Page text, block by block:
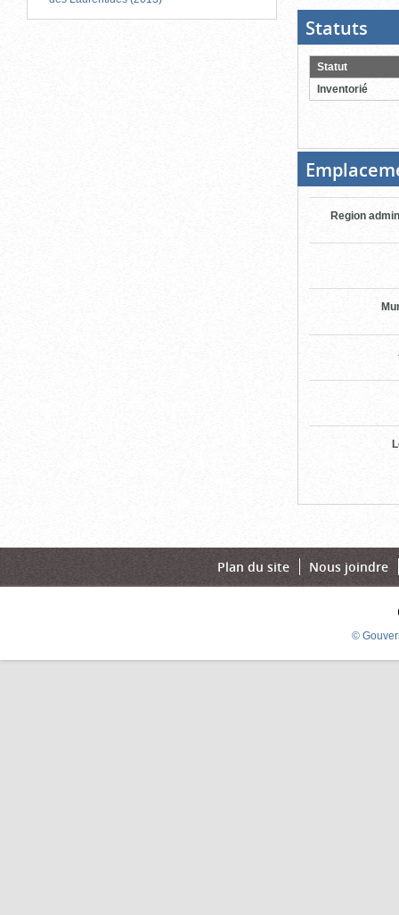
bloc
d'onglets
Statuts
pour
Statut
Inventorié
Region
Plan du site Nous joindre
©